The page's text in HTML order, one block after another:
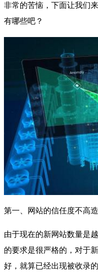
非常的苦恼，下面让我们
有哪些吧？
第一、网站的信任度不高
由于现在的新网站数量是
的要求是很严格的，对于
好，就算已经出现被收录